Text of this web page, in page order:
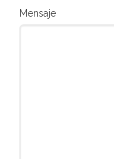
Mensaje